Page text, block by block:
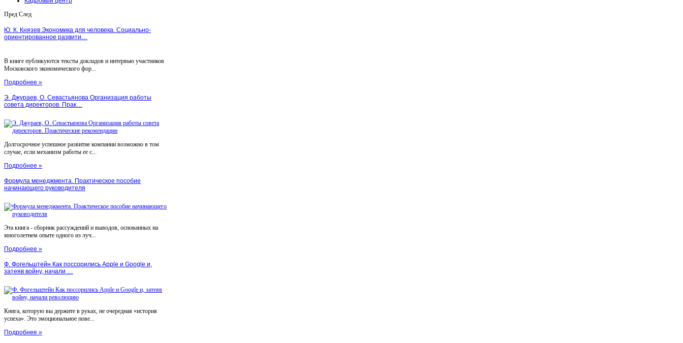
Пред След
Ю. К. Князев Экономика для человека. Социально-
ориентированное развити…
В книге публикуются тексты докладов и интервью участников
Московского экономического фор...
Подробнее »
Э. Джураев, О. Севастьянова Организация работы
совета директоров. Прак…
Долгосрочное успешное развитие компании возможно в том
случае, если механизм работы ее с...
Подробнее »
Формула менеджмента. Практическое пособие
начинающего руководителя
Эта книга - сборник рассуждений и выводов, основанных на
многолетнем опыте одного из луч...
Подробнее »
Ф. Фогельштейн Как поссорились Apple и Google и,
затеяв войну, начали …
Книга, которую вы держите в руках, не очередная «история
успеха». Это эмоциональное пове...
Подробнее »